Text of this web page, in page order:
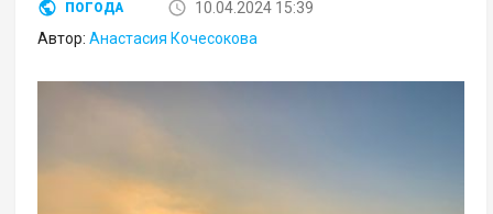
ПОГОДА
10.04.2024 15:39
Автор:Анастасия Кочесокова